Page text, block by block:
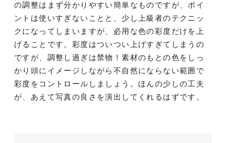
の調整はまず分かりやすい簡単なものですが、ポイ
ントは使いすぎないことと、少し上級者のテクニッ
クになってしまいますが、必用な色の彩度だけを上
げることです。彩度はついつい上げすぎてしまうの
ですが、調整し過ぎは禁物！素材のもとの色をしっ
かり頭にイメージしながら不自然にならない範囲で
彩度をコントロールしましょう。ほんの少しの工夫
が、あえて写真の良さを演出してくれるはずです。